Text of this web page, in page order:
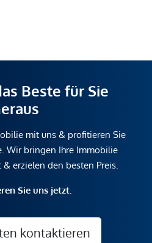
Beste für Sie
mit uns & profitieren Sie
Wir bringen Ihre Immobilie
erzielen den besten Preis.
Sie uns jetzt.
kontaktieren